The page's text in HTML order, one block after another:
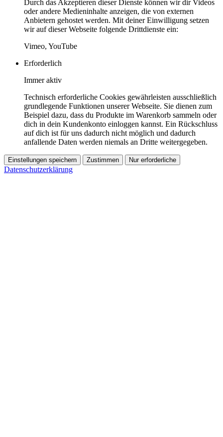
Durch das Akzeptieren dieser Dienste können wir dir Videos
oder andere Medieninhalte anzeigen, die von externen
Anbietern gehostet werden. Mit deiner Einwilligung setzen
wir auf dieser Webseite folgende Drittdienste ein:
Vimeo, YouTube
Erforderlich
Immer aktiv
Technisch erforderliche Cookies gewährleisten ausschließlich
grundlegende Funktionen unserer Webseite. Sie dienen zum
Beispiel dazu, dass du Produkte im Warenkorb sammeln oder
dich in dein Kundenkonto einloggen kannst. Ein Rückschluss
auf dich ist für uns dadurch nicht möglich und dadurch
anfallende Daten werden niemals an Dritte weitergegeben.
Einstellungen speichern Zustimmen Nur erforderliche
Datenschutzerklärung